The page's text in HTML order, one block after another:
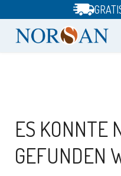
springen
ES KONNTE
GEFUNDEN